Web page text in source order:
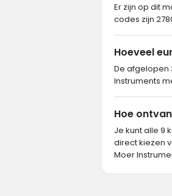
Er zijn op dit
codes zijn
Hoeveel
De afgelopen
Instruments
Hoe
Je kunt alle 9
direct kiezen
Moer